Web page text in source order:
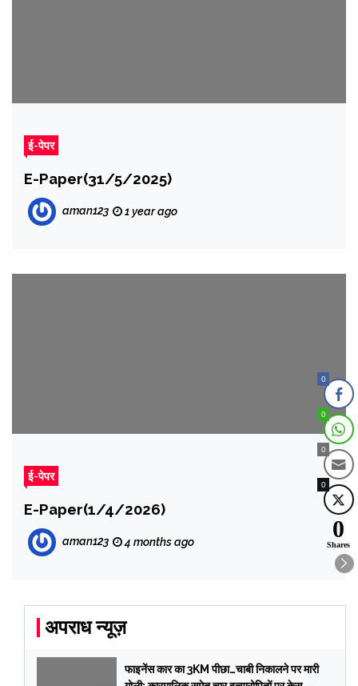
ई-पेपर
E-Paper(31/5/2025)
aman123 1 year ago
ई-पेपर
E-Paper(1/4/2026)
aman123 4 months ago
अपराध न्यूज़
फाइनेंस कार का 3KM पीछा…चाबी निकालने पर मारी
0
0
0
0
0
Shares